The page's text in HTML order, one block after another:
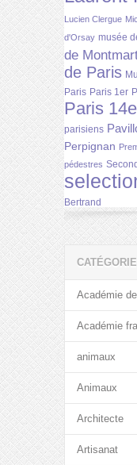
Lucien Clergue
d'Orsay musée
de
de Paris
Paris Paris 1er
Paris 14e
parisiens
Perpignan
pédestres
Bertrand
Académie
Académie
animaux
Animaux
Architecte
Artisanat